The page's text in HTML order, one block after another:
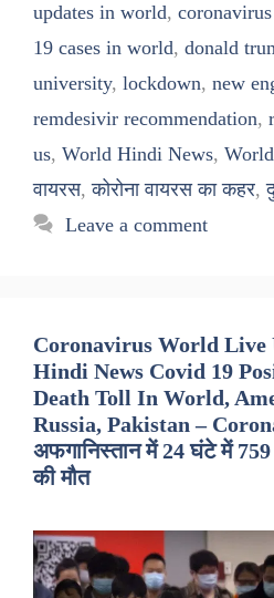
updates in world,
19 cases in world, donald
university, lockdown, new
remdesivir recommendation,
us, World Hindi News,
वायरस,कोरोना वायरस का कहर,
Leave a comment
Coronavirus World Live
Hindi News Covid 19
Death Toll In World,
Russia, Pakistan –
अफगानिस्तान में 24 घंटे में
की मौत